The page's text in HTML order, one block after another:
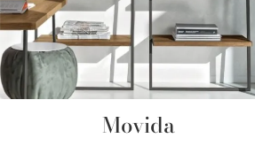
Movida